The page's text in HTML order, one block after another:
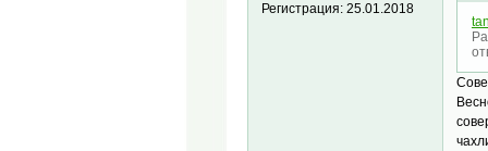
Регистрация:25.01.2018